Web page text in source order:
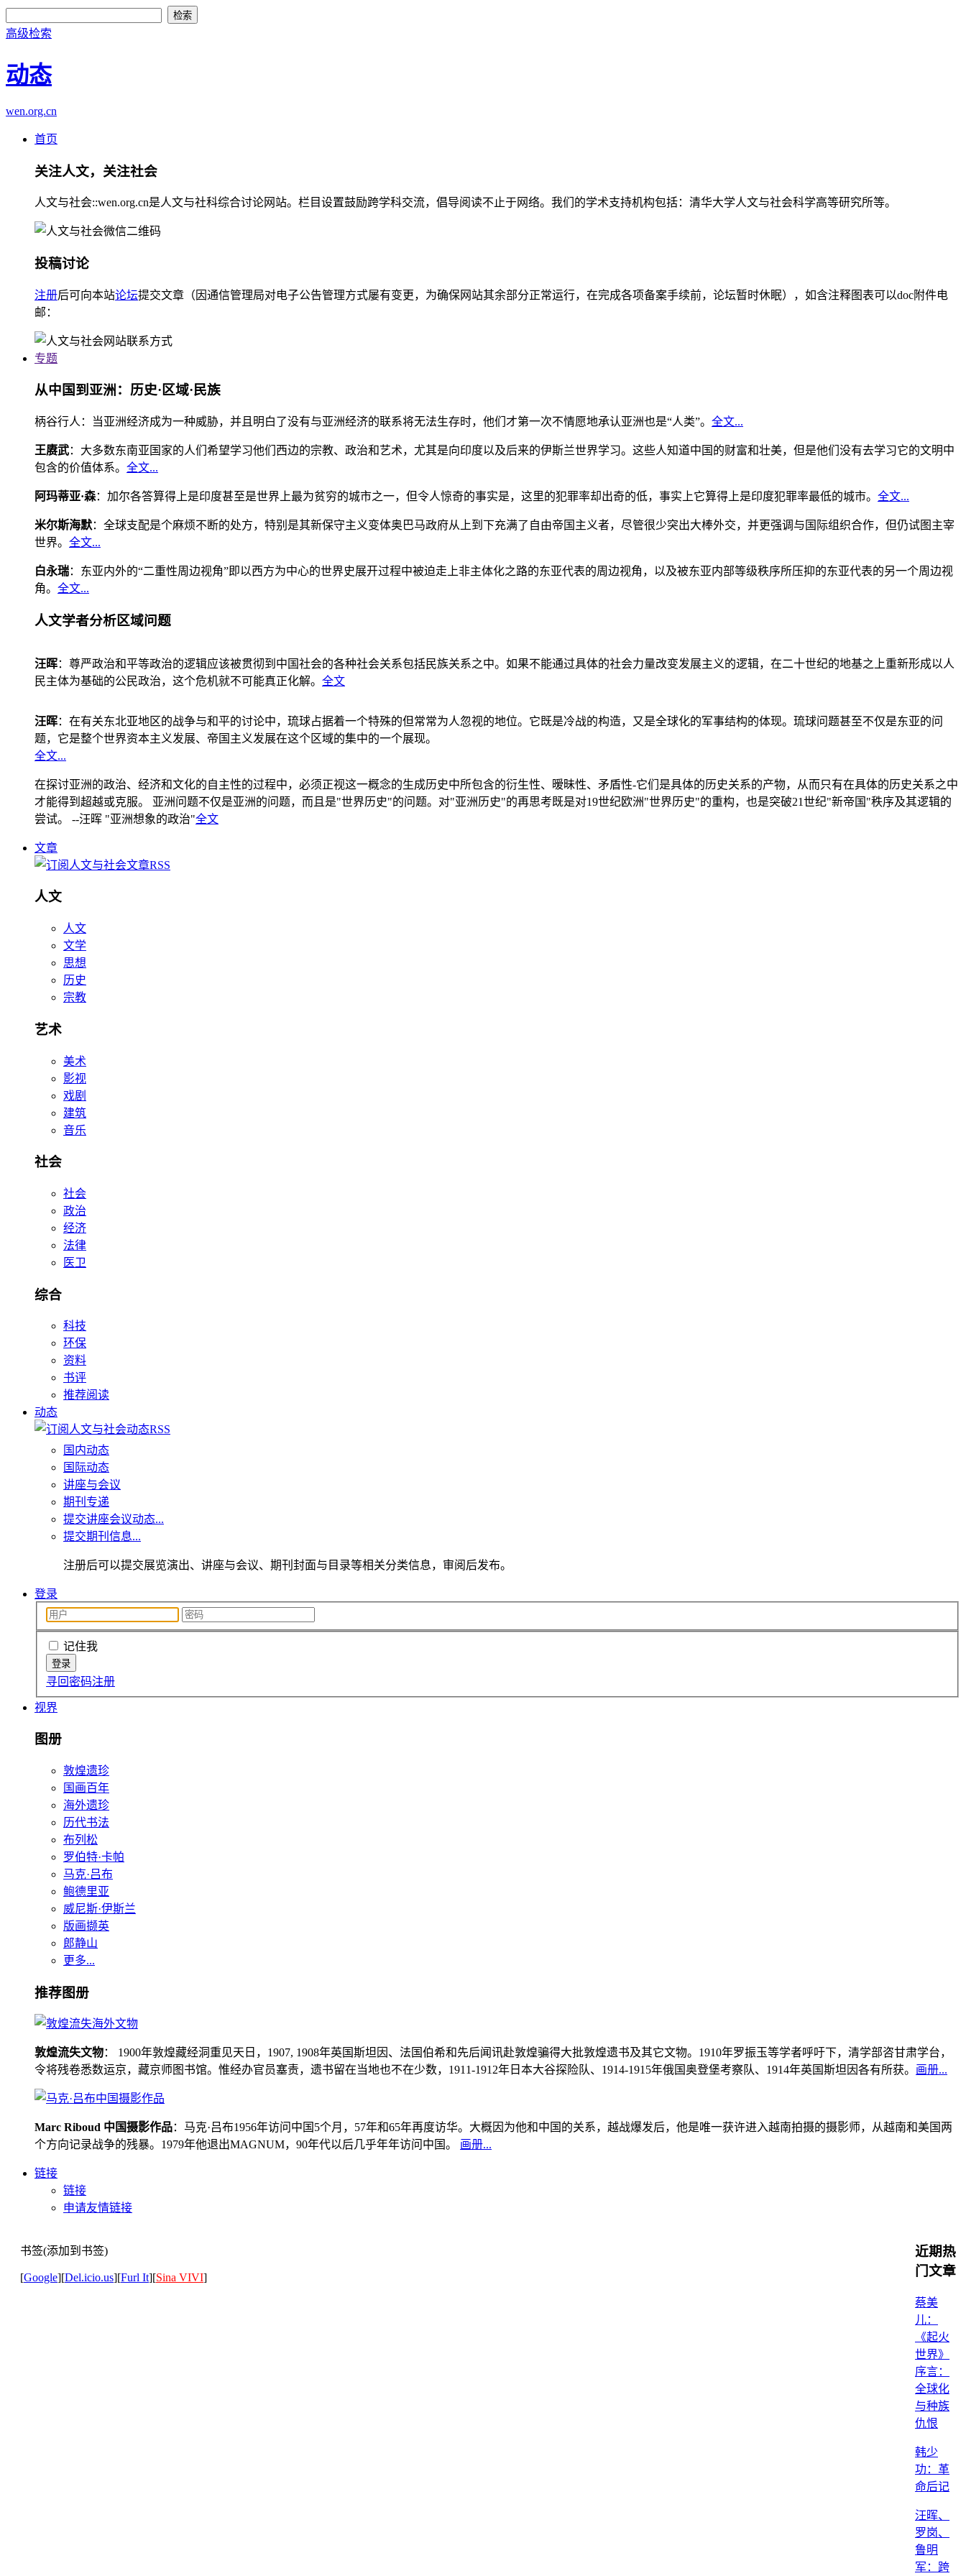
高级检索
动态
wen.org.cn
首页
关注人文，关注社会
人文与社会::wen.org.cn是人文与社科综合讨论网站。栏目设置鼓励跨学科交流，倡导阅读不止于网络。我们的学术支持机构包括：清华大学人文与社会科学高等研究所等。
投稿讨论
注册后可向本站论坛提交文章（因通信管理局对电子公告管理方式屡有变更，为确保网站其余部分正常运行，在完成各项备案手续前，论坛暂时休眠），如含注释图表可以doc附件电
邮：
专题
从中国到亚洲：历史·区域·民族
柄谷行人：当亚洲经济成为一种威胁，并且明白了没有与亚洲经济的联系将无法生存时，他们才第一次不情愿地承认亚洲也是“人类”。 全文...
王赓武：大多数东南亚国家的人们希望学习他们西边的宗教、政治和艺术，尤其是向印度以及后来的伊斯兰世界学习。这些人知道中国的财富和壮美，但是他们没有去学习它的文明中
包含的价值体系。 全文...
阿玛蒂亚·森：加尔各答算得上是印度甚至是世界上最为贫穷的城市之一，但令人惊奇的事实是，这里的犯罪率却出奇的低，事实上它算得上是印度犯罪率最低的城市。 全文...
米尔斯海默：全球支配是个麻烦不断的处方，特别是其新保守主义变体奥巴马政府从上到下充满了自由帝国主义者，尽管很少突出大棒外交，并更强调与国际组织合作，但仍试图主宰
世界。 全文...
白永瑞：东亚内外的“二重性周边视角”即以西方为中心的世界史展开过程中被迫走上非主体化之路的东亚代表的周边视角，以及被东亚内部等级秩序所压抑的东亚代表的另一个周边视
角。 全文...
人文学者分析区域问题
汪晖：尊严政治和平等政治的逻辑应该被贯彻到中国社会的各种社会关系包括民族关系之中。如果不能通过具体的社会力量改变发展主义的逻辑，在二十世纪的地基之上重新形成以人
民主体为基础的公民政治，这个危机就不可能真正化解。 全文
汪晖：在有关东北亚地区的战争与和平的讨论中，琉球占据着一个特殊的但常常为人忽视的地位。它既是冷战的构造，又是全球化的军事结构的体现。琉球问题甚至不仅是东亚的问
题，它是整个世界资本主义发展、帝国主义发展在这个区域的集中的一个展现。
全文...
在探讨亚洲的政治、经济和文化的自主性的过程中，必须正视这一概念的生成历史中所包含的衍生性、暧昧性、矛盾性-它们是具体的历史关系的产物，从而只有在具体的历史关系之中
才能得到超越或克服。 亚洲问题不仅是亚洲的问题，而且是"世界历史"的问题。对"亚洲历史"的再思考既是对19世纪欧洲"世界历史"的重构，也是突破21世纪"新帝国"秩序及其逻辑的
尝试。 --汪晖 "亚洲想象的政治"全文
文章
人文
人文
文学
思想
历史
宗教
艺术
美术
影视
戏剧
建筑
音乐
社会
社会
政治
经济
法律
医卫
综合
科技
环保
资料
书评
推荐阅读
动态
国内动态
国际动态
讲座与会议
期刊专递
提交讲座会议动态...
提交期刊信息...
注册后可以提交展览演出、讲座与会议、期刊封面与目录等相关分类信息，审阅后发布。
登录
记住我
寻回密码注册
视界
图册
敦煌遗珍
国画百年
海外遗珍
历代书法
布列松
罗伯特·卡帕
马克·吕布
鲍德里亚
威尼斯·伊斯兰
版画撷英
郎静山
更多...
推荐图册
敦煌流失文物： 1900年敦煌藏经洞重见天日，1907, 1908年英国斯坦因、法国伯希和先后闻讯赴敦煌骗得大批敦煌遗书及其它文物。1910年罗振玉等学者呼吁下，清学部咨甘肃学台，
令将残卷悉数运京，藏京师图书馆。惟经办官员塞责，遗书留在当地也不在少数，1911-1912年日本大谷探险队、1914-1915年俄国奥登堡考察队、1914年英国斯坦因各有所获。 画册...
Marc Riboud 中国摄影作品：马克·吕布1956年访问中国5个月，57年和65年再度访华。大概因为他和中国的关系，越战爆发后，他是唯一获许进入越南拍摄的摄影师，从越南和美国两
个方向记录战争的残暴。1979年他退出MAGNUM，90年代以后几乎年年访问中国。 画册...
链接
链接
申请友情链接
书签(添加到书签)
[Google][Del.icio.us][Furl It][Sina VIVI]
近期热
门文章
蔡美
儿：
《起火
世界》
序言：
全球化
与种族
仇恨
韩少
功：革
命后记
汪晖、
罗岗、
鲁明
军：跨